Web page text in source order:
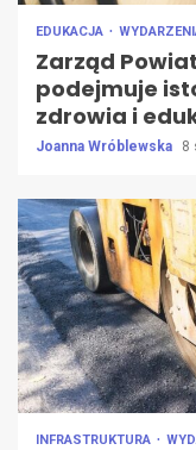
EDUKACJA
Zarząd
podejmuje
zdrowia i
Joanna Wróblewska 8
INFRASTRUKTURA